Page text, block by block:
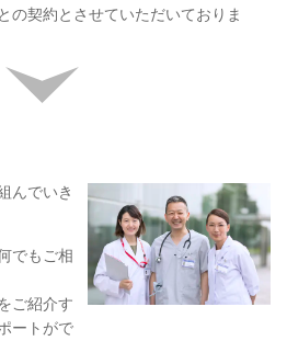
の契約とさせていただいておりま
んでいき
でもご相
ご紹介す
ートがで